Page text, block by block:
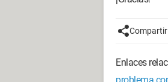
Compartir
Enlaces